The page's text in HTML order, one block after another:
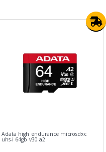
Adata high endurance microsdxc
uhs-i 64gb v30 a2